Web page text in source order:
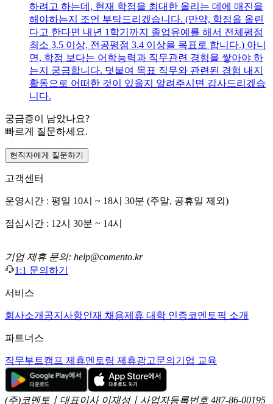
하려고 하는데, 현재 학점을 최대한 올리는 데에 매진을
해야하는지 조언 부탁드리겠습니다. (만약, 학점을 올린
다고 한다면 내년 1학기까지 졸업유예를 해서 전체평점
최소 3.5 이상, 전공평점 3.4 이상을 목표로 합니다.) 아니
면, 학점 보다는 어학능력과 직무관련 경험을 쌓아야 하
는지 궁금합니다. 덧붙여 목표 직무와 관련된 경험 내지
활동으로 어떠한 것이 있을지 알려주시면 감사드리겠습
니다.
궁금증이 남았나요?
빠르게 질문하세요.
현직자에게 질문하기
고객센터
운영시간 : 평일 10시 ~ 18시 30분 (주말, 공휴일 제외)
점심시간 : 12시 30분 ~ 14시
기업 제휴 문의: help@comento.kr
1:1 문의하기
서비스
회사소개 공지사항인재 채용제휴 대학 인증코멘토픽 소개
파트너스
직무부트캠프 제휴멘토링 제휴광고문의 기업 교육
(주)코멘토ㅣ대표이사 이재성ㅣ사업자등록번호 487-86-00195